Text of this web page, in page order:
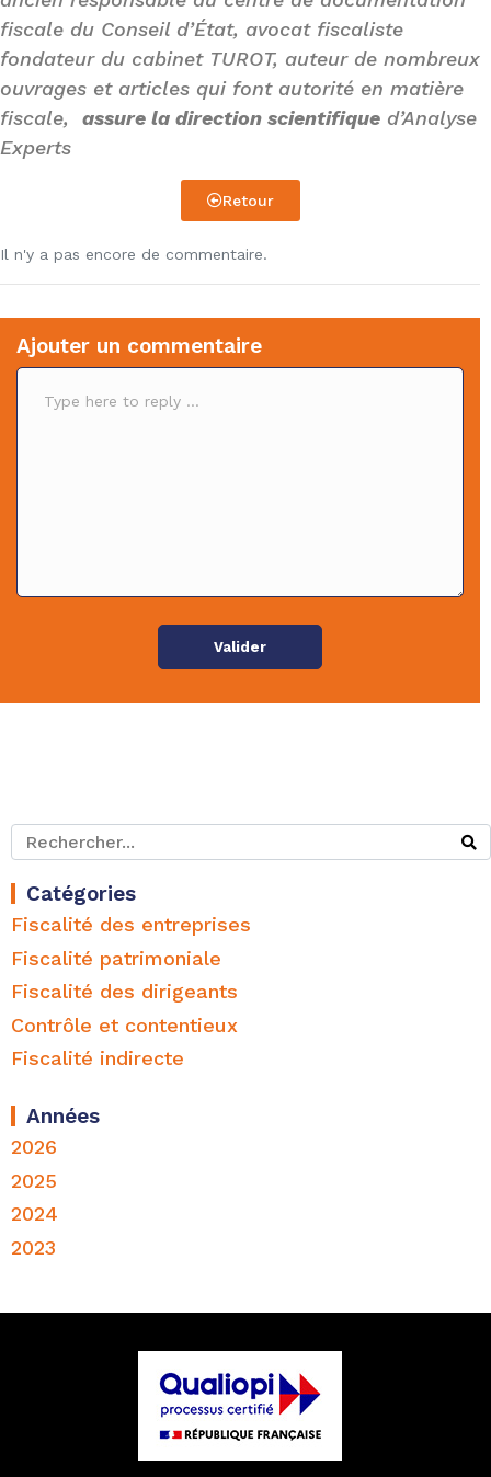
fiscale du Conseil d’État, avocat fiscaliste
fondateur du cabinet TUROT, auteur de nombreux
ouvrages et articles qui font autorité en matière
fiscale, assure la direction scientifique d’Analyse
Experts
Retour
Il n'y a pas encore de commentaire.
Ajouter un commentaire
C
Valider
Catégories
Fiscalité des entreprises
Fiscalité patrimoniale
Fiscalité des dirigeants
Contrôle et contentieux
Fiscalité indirecte
Années
2026
2025
2024
2023